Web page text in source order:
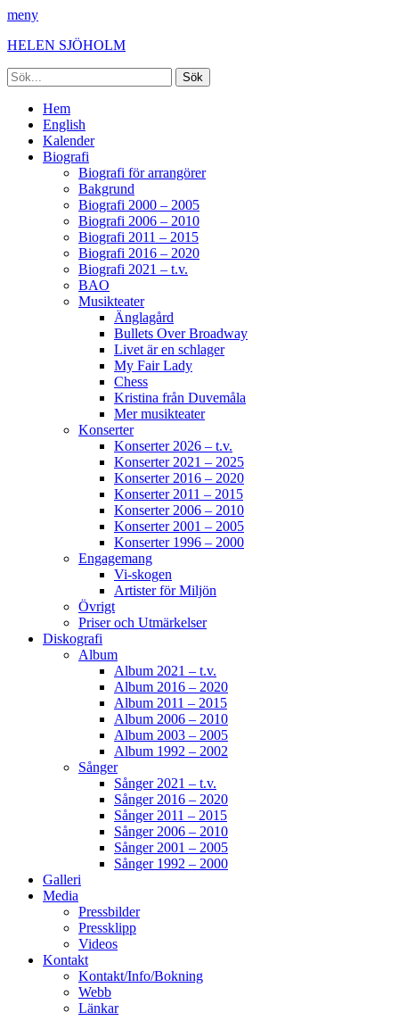
meny
HELEN SJÖHOLM
Sök
efter:
[label]
Primär
meny
Hoppa
innehåll
Hem
English
Kalender
Biografi
Biografi för arrangörer
Bakgrund
Biografi 2000 – 2005
Biografi 2006 – 2010
Biografi 2011 – 2015
Biografi 2016 – 2020
Biografi 2021 – t.v.
BAO
Musikteater
Änglagård
Bullets Over Broadway
Livet är en schlager
My Fair Lady
Chess
Kristina från Duvemåla
Mer musikteater
Konserter
Konserter 2026 – t.v.
Konserter 2021 – 2025
Konserter 2016 – 2020
Konserter 2011 – 2015
Konserter 2006 – 2010
Konserter 2001 – 2005
Konserter 1996 – 2000
Engagemang
Vi-skogen
Artister för Miljön
Övrigt
Priser och Utmärkelser
Diskografi
Album
Album 2021 – t.v.
Album 2016 – 2020
Album 2011 – 2015
Album 2006 – 2010
Album 2003 – 2005
Album 1992 – 2002
Sånger
Sånger 2021 – t.v.
Sånger 2016 – 2020
Sånger 2011 – 2015
Sånger 2006 – 2010
Sånger 2001 – 2005
Sånger 1992 – 2000
Galleri
Media
Pressbilder
Pressklipp
Videos
Kontakt
Kontakt/Info/Bokning
Webb
Länkar